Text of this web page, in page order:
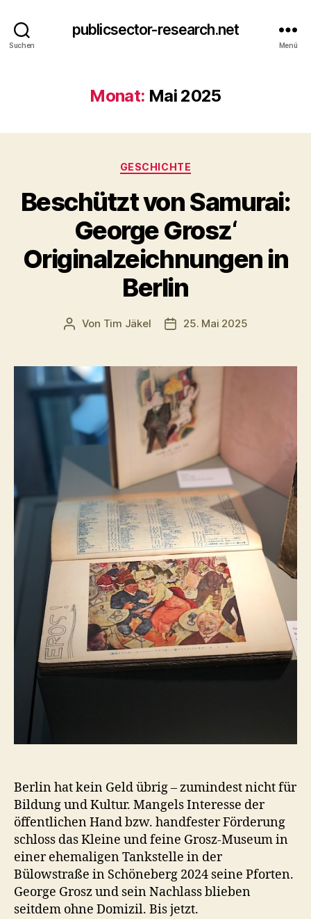
Suchen
publicsector-research.net
Menü
Monat: Mai 2025
Kategorien
GESCHICHTE
Beschützt von Samurai:
George Grosz‘
Originalzeichnungen in
Berlin
Beitragsautor
Von Tim Jäkel Veröffentlichungsdatum
25. Mai 2025
Berlin hat kein Geld übrig – zumindest nicht für
Bildung und Kultur. Mangels Interesse der
öffentlichen Hand bzw. handfester Förderung
schloss das Kleine und feine Grosz-Museum in
einer ehemaligen Tankstelle in der
Bülowstraße in Schöneberg 2024 seine Pforten.
George Grosz und sein Nachlass blieben
seitdem ohne Domizil. Bis jetzt.